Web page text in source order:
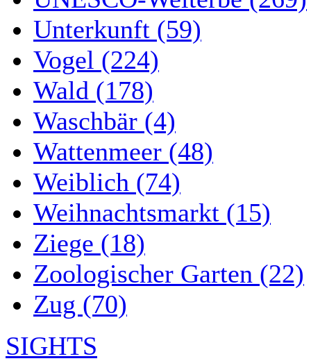
Unterkunft (59)
Vogel (224)
Wald (178)
Waschbär (4)
Wattenmeer (48)
Weiblich (74)
Weihnachtsmarkt (15)
Ziege (18)
Zoologischer Garten (22)
Zug (70)
SIGHTS